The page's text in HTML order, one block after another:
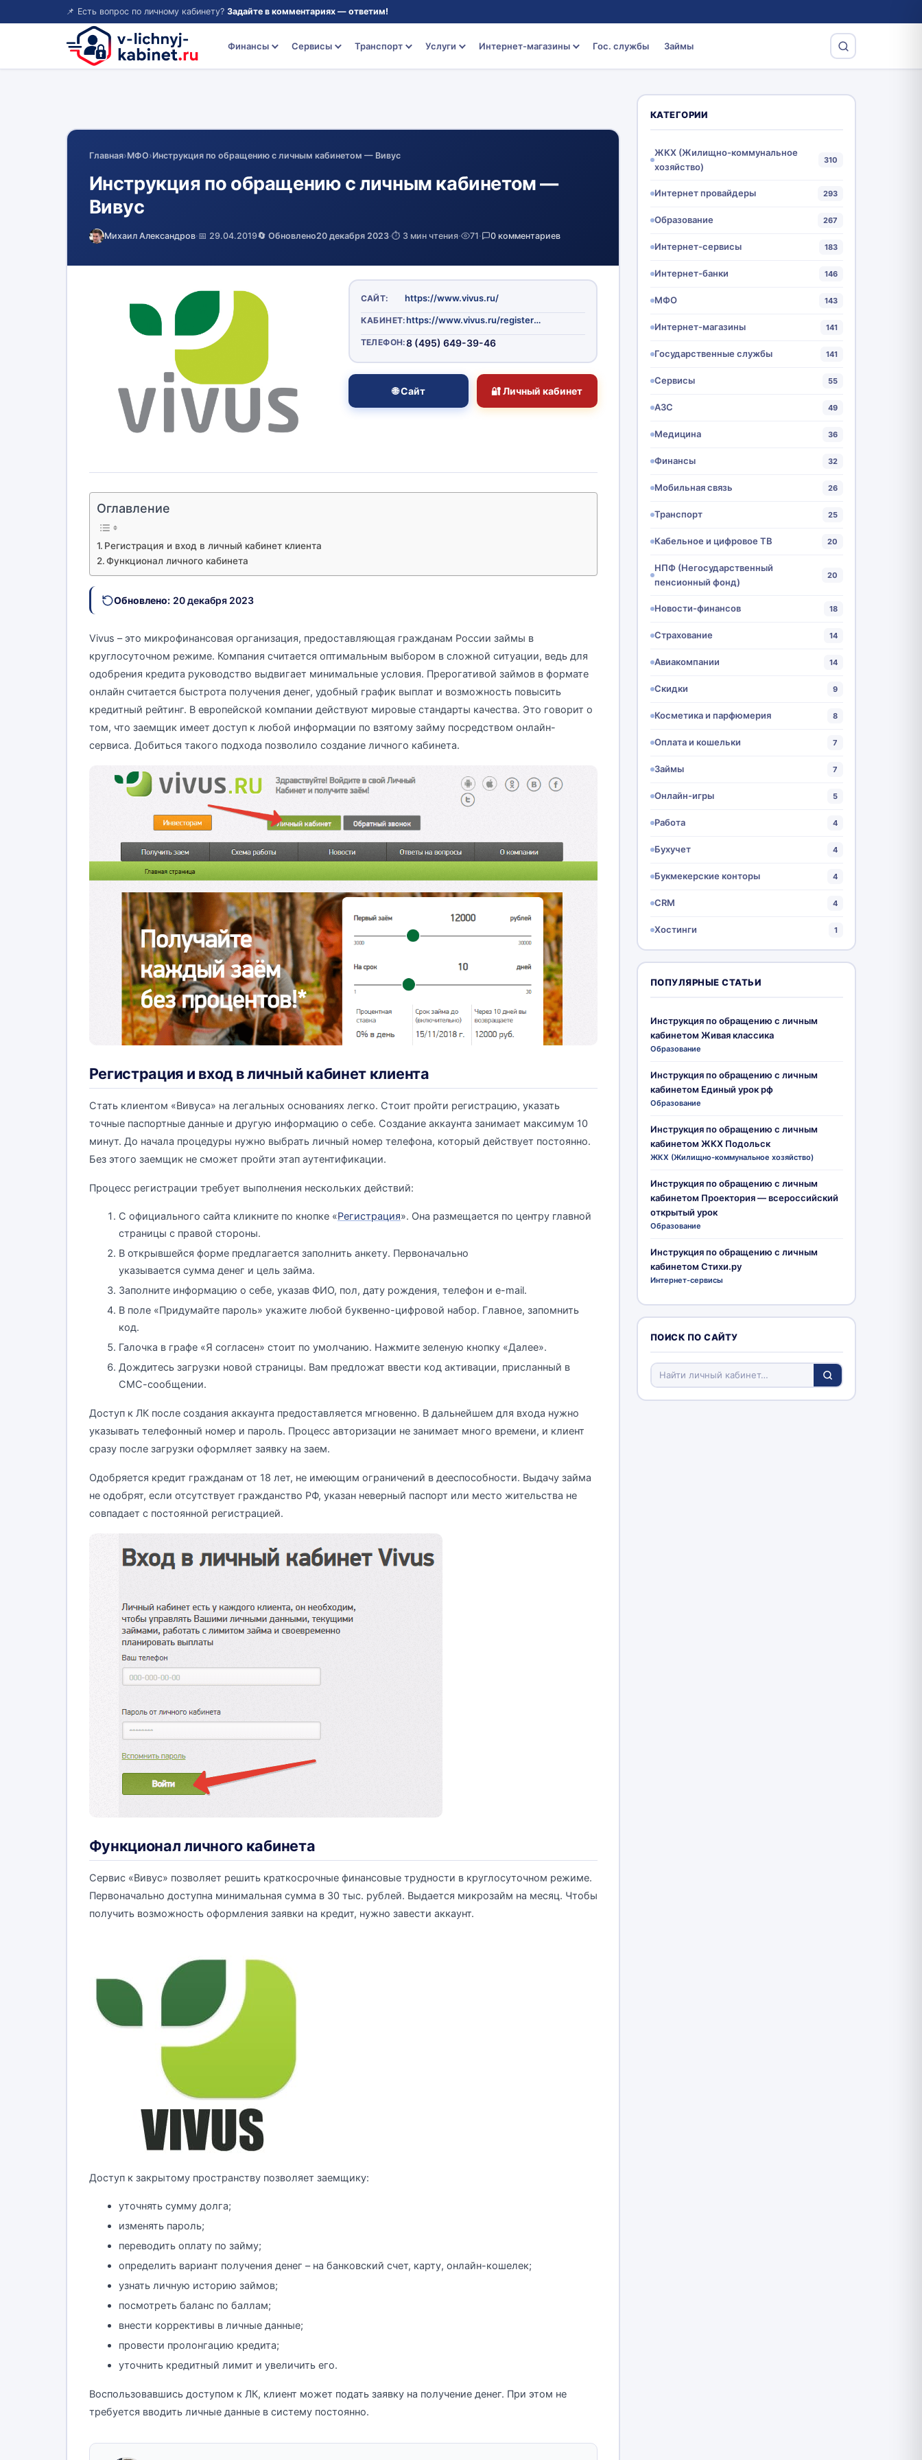
📌 Есть вопрос по личному кабинету? Задайте в комментариях — ответим!
Финансы Сервисы Транспорт Услуги Интернет-магазины Гос. службы Займы
Главная›МФО›Инструкция по обращению с личным кабинетом — Вивус
Инструкция по обращению с личным кабинетом —
Вивус
Михаил Александров·📅 29.04.2019🔄 Обновлено20 декабря 2023·⏱️ 3 мин чтения· 71· 0 комментариев
САЙТ: https://www.vivus.ru/
КАБИНЕТ: https://www.vivus.ru/register/login
ТЕЛЕФОН:8 (495) 649-39-46
🌐 Сайт 🔐 Личный кабинет
Оглавление
Регистрация и вход в личный кабинет клиента
Функционал личного кабинета
Обновлено: 20 декабря 2023
Vivus – это микрофинансовая организация, предоставляющая гражданам России займы в
круглосуточном режиме. Компания считается оптимальным выбором в сложной ситуации, ведь для
одобрения кредита руководство выдвигает минимальные условия. Прерогативой займов в формате
онлайн считается быстрота получения денег, удобный график выплат и возможность повысить
кредитный рейтинг. В европейской компании действуют мировые стандарты качества. Это говорит о
том, что заемщик имеет доступ к любой информации по взятому займу посредством онлайн-
сервиса. Добиться такого подхода позволило создание личного кабинета.
Регистрация и вход в личный кабинет клиента
Стать клиентом «Вивуса» на легальных основаниях легко. Стоит пройти регистрацию, указать
точные паспортные данные и другую информацию о себе. Создание аккаунта занимает максимум 10
минут. До начала процедуры нужно выбрать личный номер телефона, который действует постоянно.
Без этого заемщик не сможет пройти этап аутентификации.
Процесс регистрации требует выполнения нескольких действий:
С официального сайта кликните по кнопке «Регистрация». Она размещается по центру главной
страницы с правой стороны.
В открывшейся форме предлагается заполнить анкету. Первоначально
указывается сумма денег и цель займа.
Заполните информацию о себе, указав ФИО, пол, дату рождения, телефон и e-mail.
В поле «Придумайте пароль» укажите любой буквенно-цифровой набор. Главное, запомнить
код.
Галочка в графе «Я согласен» стоит по умолчанию. Нажмите зеленую кнопку «Далее».
Дождитесь загрузки новой страницы. Вам предложат ввести код активации, присланный в
СМС-сообщении.
Доступ к ЛК после создания аккаунта предоставляется мгновенно. В дальнейшем для входа нужно
указывать телефонный номер и пароль. Процесс авторизации не занимает много времени, и клиент
сразу после загрузки оформляет заявку на заем.
Одобряется кредит гражданам от 18 лет, не имеющим ограничений в дееспособности. Выдачу займа
не одобрят, если отсутствует гражданство РФ, указан неверный паспорт или место жительства не
совпадает с постоянной регистрацией.
Функционал личного кабинета
Сервис «Вивус» позволяет решить краткосрочные финансовые трудности в круглосуточном режиме.
Первоначально доступна минимальная сумма в 30 тыс. рублей. Выдается микрозайм на месяц. Чтобы
получить возможность оформления заявки на кредит, нужно завести аккаунт.
Доступ к закрытому пространству позволяет заемщику:
уточнять сумму долга;
изменять пароль;
переводить оплату по займу;
определить вариант получения денег – на банковский счет, карту, онлайн-кошелек;
узнать личную историю займов;
посмотреть баланс по баллам;
внести коррективы в личные данные;
провести пролонгацию кредита;
уточнить кредитный лимит и увеличить его.
Воспользовавшись доступом к ЛК, клиент может подать заявку на получение денег. При этом не
требуется вводить личные данные в систему постоянно.
КАТЕГОРИИ
ЖКХ (Жилищно-коммунальное
хозяйство)
310
Интернет провайдеры 293
Образование 267
Интернет-сервисы 183
Интернет-банки 146
МФО 143
Интернет-магазины 141
Государственные службы 141
Сервисы 55
АЗС 49
Медицина 36
Финансы 32
Мобильная связь 26
Транспорт 25
Кабельное и цифровое ТВ 20
НПФ (Негосударственный
пенсионный фонд)
20
Новости-финансов 18
Страхование 14
Авиакомпании 14
Скидки 9
Косметика и парфюмерия 8
Оплата и кошельки 7
Займы 7
Онлайн-игры 5
Работа 4
Бухучет 4
Букмекерские конторы 4
CRM 4
Хостинги 1
ПОПУЛЯРНЫЕ СТАТЬИ
Инструкция по обращению с личным
кабинетом Живая классика
Образование
Инструкция по обращению с личным
кабинетом Единый урок рф
Образование
Инструкция по обращению с личным
кабинетом ЖКХ Подольск
ЖКХ (Жилищно-коммунальное хозяйство)
Инструкция по обращению с личным
кабинетом Проектория — всероссийский
открытый урок
Образование
Инструкция по обращению с личным
кабинетом Стихи.ру
Интернет-сервисы
ПОИСК ПО САЙТУ